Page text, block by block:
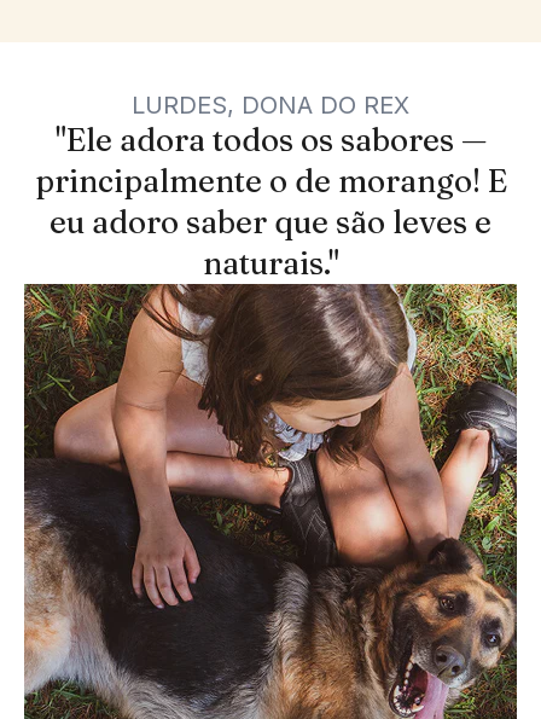
LURDES, DONA DO REX
"Ele adora todos os sabores —
principalmente o de morango! E
eu adoro saber que são leves e
naturais."